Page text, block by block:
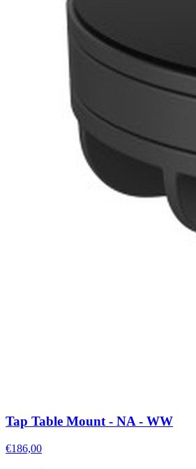
Tap Table Mount - NA - WW
€186,00